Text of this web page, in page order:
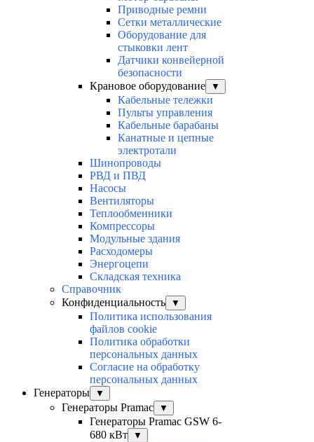
Приводные ремни
Сетки металлические
Оборудование для
стыковки лент
Датчики конвейерной
безопасности
Крановое оборудование
▼
Кабельные тележки
Пульты управления
Кабельные барабаны
Канатные и цепные
электротали
Шинопроводы
РВД и ПВД
Насосы
Вентиляторы
Теплообменники
Компрессоры
Модульные здания
Расходомеры
Энергоцепи
Складская техника
Справочник
Конфиденциальность
▼
Политика использования
файлов cookie
Политика обработки
персональных данных
Согласие на обработку
персональных данных
Генераторы
▼
Генераторы Pramac ▼
Генераторы Pramac GSW 6-
680 кВт
▼